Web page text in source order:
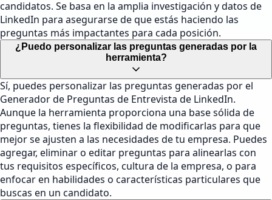
candidatos. Se basa en la amplia investigación y datos de
LinkedIn para asegurarse de que estás haciendo las
preguntas más impactantes para cada posición.
¿Puedo personalizar las preguntas generadas por la
herramienta?
Sí, puedes personalizar las preguntas generadas por el
Generador de Preguntas de Entrevista de LinkedIn.
Aunque la herramienta proporciona una base sólida de
preguntas, tienes la flexibilidad de modificarlas para que
mejor se ajusten a las necesidades de tu empresa. Puedes
agregar, eliminar o editar preguntas para alinearlas con
tus requisitos específicos, cultura de la empresa, o para
enfocar en habilidades o características particulares que
buscas en un candidato.